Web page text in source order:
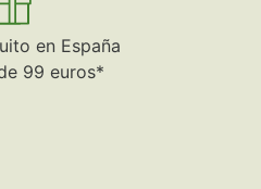
en España
99 euros*